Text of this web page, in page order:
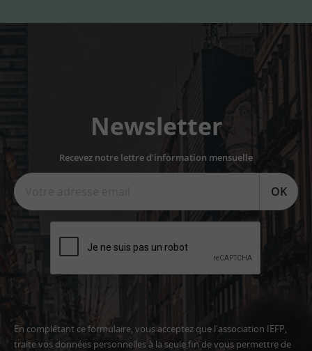
Newsletter
Recevez notre lettre d'information mensuelle
OK
En complétant ce formulaire, vous acceptez que l'association IEFP,
traite vos données personnelles à la seule fin de vous permettre de